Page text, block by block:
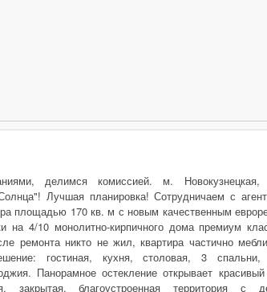
делимся комиссией. м. Новокузнецкая,
Лучшая планировка! Сотрудничаем с
площадью 170 кв. м с новым качественным
на 4/10 монолитно-кирпичного дома премиум
ремонта никто не жил, квартира частично
гостиная, кухня, столовая, 3
Панорамное остекление открывает
закрытая, благоустроенная территория с